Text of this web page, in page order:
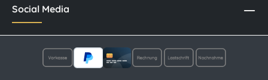
Social Media